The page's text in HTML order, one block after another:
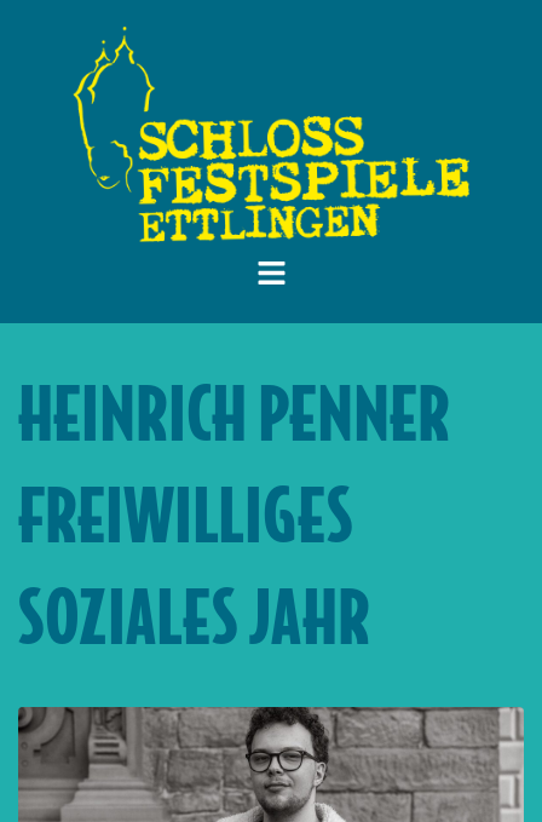
HEINRICH PENNER
FREIWILLIGES
SOZIALES JAHR